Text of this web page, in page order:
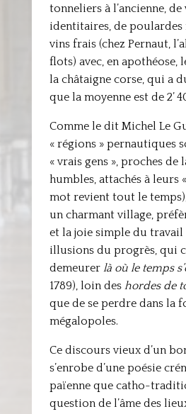
tonneliers à l’ancienne,
identitaires, de poulardes
vins frais (chez Pernaut,
flots) avec, en apothéose,
la châtaigne corse, qui a
que la moyenne est de 2’
Comme le dit Michel Le
« régions » pernautiques
« vrais gens », proches de
humbles, attachés à leurs
mot revient tout le
un charmant village,
et la joie simple du travail
illusions du progrès, qui
demeurer là où le temps
1789), loin des hordes de
que de se perdre dans la
mégalopoles.
Ce discours vieux d’un
s’enrobe d’une poésie
païenne que catho-
question de l’âme des